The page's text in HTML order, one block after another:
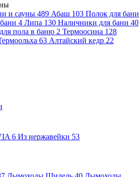
и сауны 489 Абаш 103 Полок для бани
4 Липа 130 Наличники для бани 40
пола в баню 2 Термоосина 128
63 Алтайский кедр 22
6 Из нержавейки 53